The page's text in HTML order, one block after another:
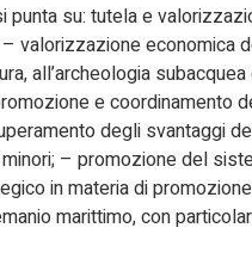
punta su: tutela e
valorizzazione economica
all’archeologia
e coordinamento
degli svantaggi
– promozione del
in materia di
marittimo, con